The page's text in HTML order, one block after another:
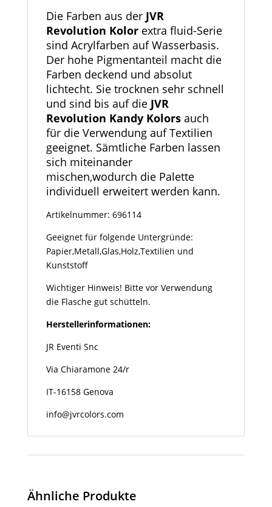
Die Farben aus der JVR
Revolution Kolor extra fluid-Serie
sind Acrylfarben auf Wasserbasis.
Der hohe Pigmentanteil macht die
Farben deckend und absolut
lichtecht. Sie trocknen sehr schnell
und sind bis auf die JVR
Revolution Kandy Kolorsauch
für die Verwendung auf Textilien
geeignet. Sämtliche Farben lassen
sich miteinander
mischen,wodurch die Palette
individuell erweitert werden kann.
Artikelnummer: 696114
Geeignet für folgende Untergründe:
Papier,Metall,Glas,Holz,Textilien und
Kunststoff
Wichtiger Hinweis! Bitte vor Verwendung
die Flasche gut schütteln.
Herstellerinformationen:
JR Eventi Snc
Via Chiaramone 24/r
IT-16158 Genova
info@jvrcolors.com
Ähnliche Produkte